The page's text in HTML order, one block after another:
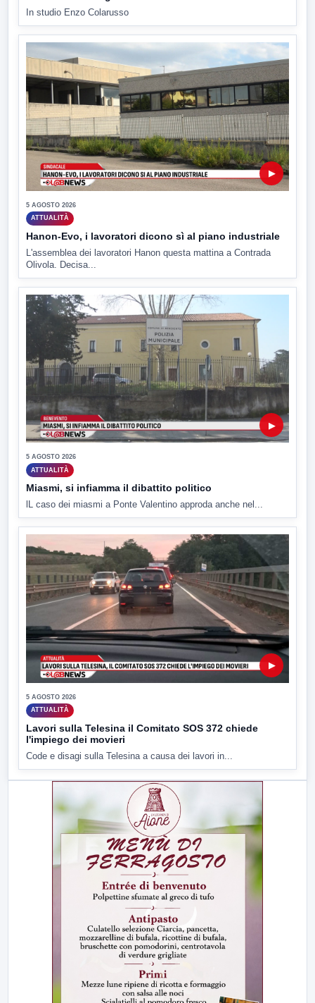
In studio Enzo Colarusso
▶
5 AGOSTO 2026
ATTUALITÀ
Hanon-Evo, i lavoratori dicono sì al piano industriale
L'assemblea dei lavoratori Hanon questa mattina a Contrada
Olivola. Decisa...
▶
5 AGOSTO 2026
ATTUALITÀ
Miasmi, si infiamma il dibattito politico
lL caso dei miasmi a Ponte Valentino approda anche nel...
▶
5 AGOSTO 2026
ATTUALITÀ
Lavori sulla Telesina il Comitato SOS 372 chiede
l'impiego dei movieri
Code e disagi sulla Telesina a causa dei lavori in...